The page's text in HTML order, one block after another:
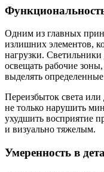
Одним из главных
излишних элементов,
нагрузки.
освещать рабочие
выделять
Переизбыток света
не только нарушить
ухудшить восприятие
и визуально тяжелым.
Умеренность в